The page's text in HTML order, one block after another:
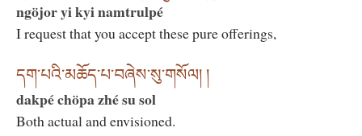
ngöjor yi kyi namtrulpé
I request that you accept these pure offerings,
དག་པའི་མཆོད་པ་བཞེས་སུ་གསོལ། །
dakpé chöpa zhé su sol
Both actual and envisioned.